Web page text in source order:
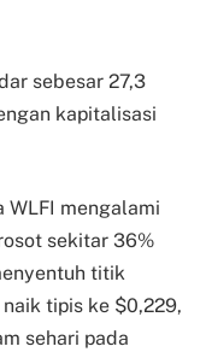
sebesar 27,3
kapitalisasi
WLFI mengalami
sekitar 36%
titik
tipis ke $0,229,
sehari pada